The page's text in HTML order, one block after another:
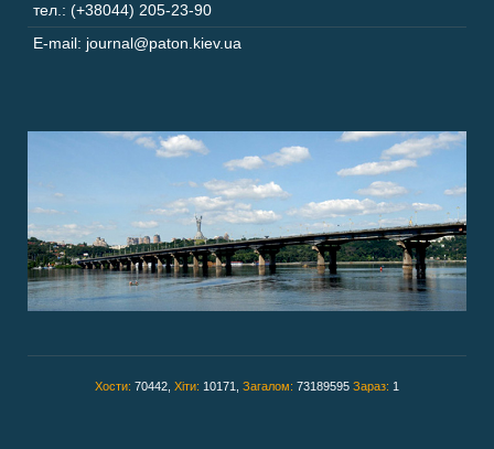
тел.: (+38044) 205-23-90
E-mail: journal@paton.kiev.ua
Хости: 70442, Хіти: 10171, Загалом: 73189595 Зараз: 1